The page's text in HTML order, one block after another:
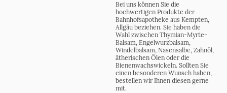
Bei uns können Sie die
hochwertigen Produkte der
Bahnhofsapotheke aus Kempten,
Allgäu beziehen. Sie haben die
Wahl zwischen Thymian-Myrte-
Balsam, Engelwurzbalsam,
Windelbalsam, Nasensalbe, Zahnöl,
ätherischen Ölen oder die
Bienenwachswickeln. Sollten Sie
einen besonderen Wunsch haben,
bestellen wir Ihnen diesen gerne
mit.